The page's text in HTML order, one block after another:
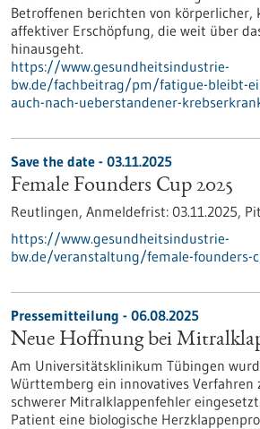
Betroffenen berichten von körperlicher,
affektiver Erschöpfung, die weit über
hinausgeht.
https://www.gesundheitsindustrie-
bw.de/fachbeitrag/pm/fatigue-bleibt-
auch-nach-ueberstandener-
Save the date - 03.11.2025
Female Founders Cup 2025
Reutlingen, Anmeldefrist: 03.11.2025,
https://www.gesundheitsindustrie-
bw.de/veranstaltung/female-founders-
Pressemitteilung - 06.08.2025
Neue Hoffnung bei
Am Universitätsklinikum Tübingen
Württemberg ein innovatives Verfahren
schwerer Mitralklappenfehler
Patient eine biologische